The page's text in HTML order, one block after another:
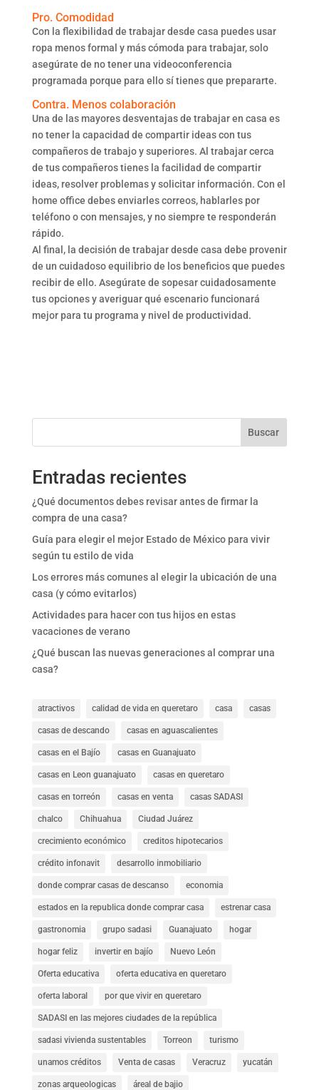
Pro. Comodidad
Con la flexibilidad de trabajar desde casa puedes usar
ropa menos formal y más cómoda para trabajar, solo
asegúrate de no tener una videoconferencia
programada porque para ello sí tienes que prepararte.
Contra. Menos colaboración
Una de las mayores desventajas de trabajar en casa es
no tener la capacidad de compartir ideas con tus
compañeros de trabajo y superiores. Al trabajar cerca
de tus compañeros tienes la facilidad de compartir
ideas, resolver problemas y solicitar información. Con el
home office debes enviarles correos, hablarles por
teléfono o con mensajes, y no siempre te responderán
rápido.
Al final, la decisión de trabajar desde casa debe provenir
de un cuidadoso equilibrio de los beneficios que puedes
recibir de ello. Asegúrate de sopesar cuidadosamente
tus opciones y averiguar qué escenario funcionará
mejor para tu programa y nivel de productividad.
Buscar
Entradas recientes
¿Qué documentos debes revisar antes de firmar la
compra de una casa?
Guía para elegir el mejor Estado de México para vivir
según tu estilo de vida
Los errores más comunes al elegir la ubicación de una
casa (y cómo evitarlos)
Actividades para hacer con tus hijos en estas
vacaciones de verano
¿Qué buscan las nuevas generaciones al comprar una
casa?
atractivos calidad de vida en queretaro casa casas
casas de descando casas en aguascalientes
casas en el Bajío casas en Guanajuato
casas en Leon guanajuato casas en queretaro
casas en torreón casas en venta casas SADASI
chalco Chihuahua Ciudad Juárez
crecimiento económico creditos hipotecarios
crédito infonavit desarrollo inmobiliario
donde comprar casas de descanso economia
estados en la republica donde comprar casa estrenar casa
gastronomia grupo sadasi Guanajuato hogar
hogar feliz invertir en bajío Nuevo León
Oferta educativa oferta educativa en queretaro
oferta laboral por que vivir en queretaro
SADASI en las mejores ciudades de la república
sadasi vivienda sustentables Torreon turismo
unamos créditos Venta de casas Veracruz yucatán
zonas arqueologicas áreal de bajio